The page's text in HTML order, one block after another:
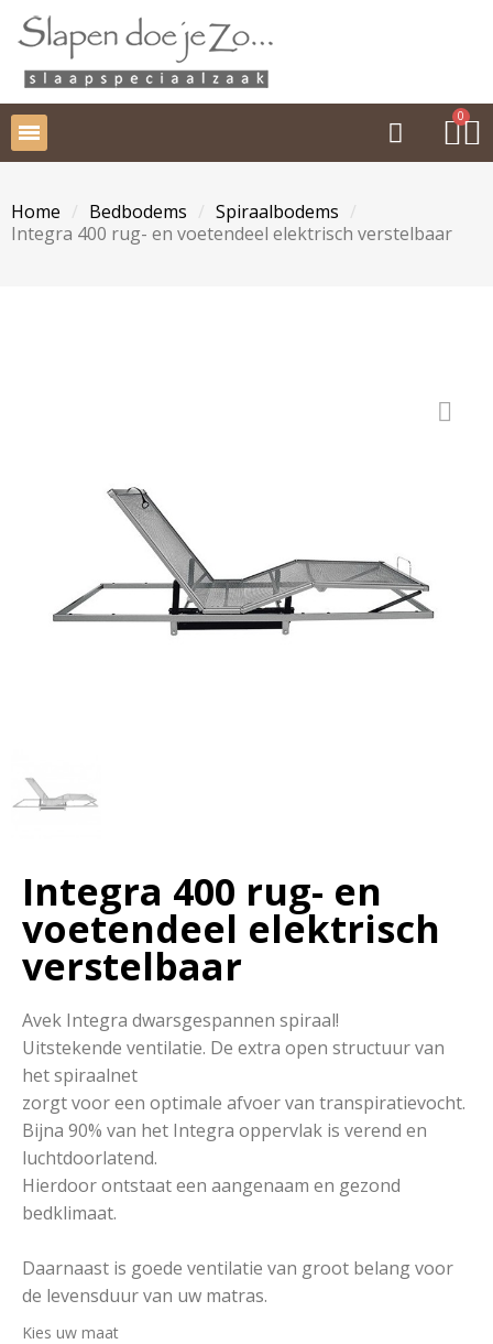
Home Bedbodems
Spiraalbodems
Integra 400 rug- en voetendeel elektrisch verstelbaar
Integra 400 rug- en
voetendeel elektrisch
verstelbaar
Avek Integra dwarsgespannen spiraal!
Uitstekende ventilatie. De extra open structuur van
het spiraalnet
zorgt voor een optimale afvoer van transpiratievocht.
Bijna 90% van het Integra oppervlak is verend en
luchtdoorlatend.
Hierdoor ontstaat een aangenaam en gezond
bedklimaat.
Daarnaast is goede ventilatie van groot belang voor
de levensduur van uw matras.
Kies uw maat